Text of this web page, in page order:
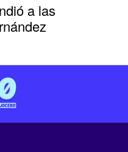
a las